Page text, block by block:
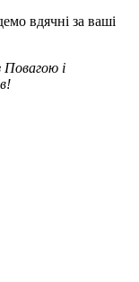
вдячні за ваші
і